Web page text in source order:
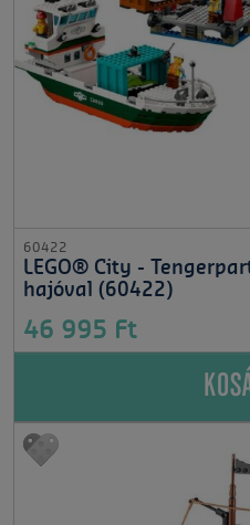
60422
LEGO® City -
hajóval (60422)
46 995 Ft